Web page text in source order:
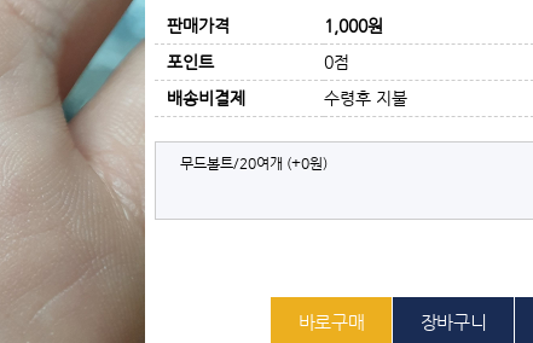
판매가격
1,000원
포인트
0점
배송비결제
수령후 지불
무드볼트/20여개 (+0원)